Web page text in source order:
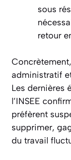
sous
retour
administratif
Les dernières
l’INSEE
préfèrent
supprimer,
du travail